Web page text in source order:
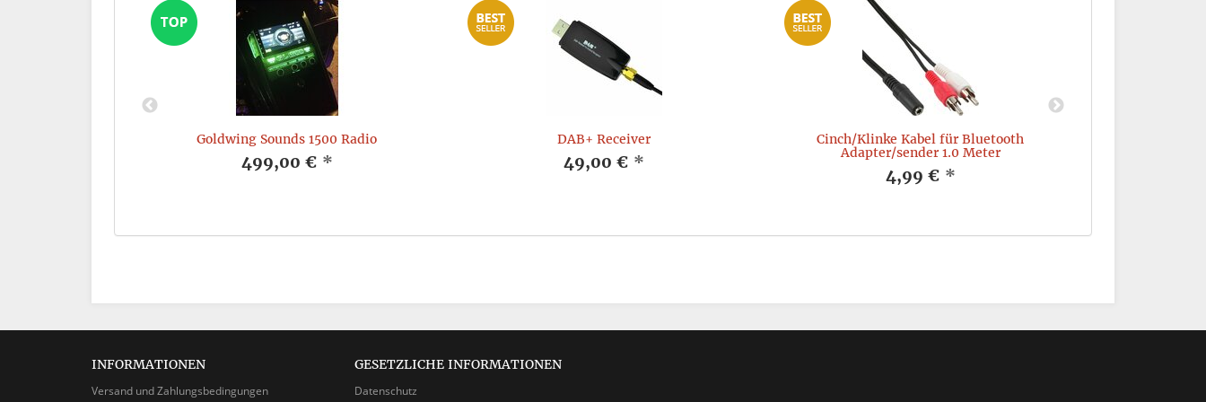
Goldwing Sounds 1500 Radio
499,00 € *
DAB+ Receiver
49,00 € *
Cinch/Klinke Kabel für Bluetooth
Adapter/sender 1.0 Meter
4,99 € *
INFORMATIONEN
Versand und Zahlungsbedingungen
GESETZLICHE INFORMATIONEN
Datenschutz